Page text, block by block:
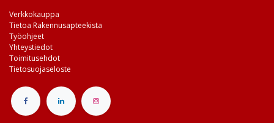
Verkkokauppa
Tietoa Rakennusapteekista
Työohjeet
Yhteystiedot
Toimitusehdot
Tietosuojaseloste